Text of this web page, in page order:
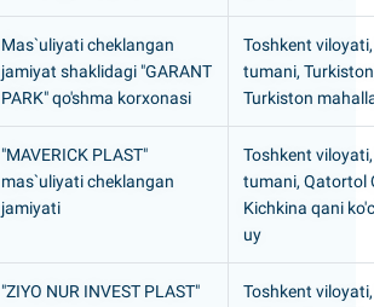
Mas`uliyati cheklangan
jamiyat shaklidagi "GARANT
PARK" qo'shma korxonasi
Toshkent
tumani,
Turkiston
"MAVERICK PLAST"
mas`uliyati cheklangan
jamiyati
Toshkent
tumani, Qatortol
Kichkina qani
uy
"ZIYO NUR INVEST PLAST"
Toshkent